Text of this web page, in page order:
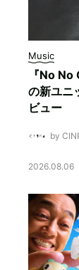
Music
『No
の新ユニ
ビュー
by
2026.08.06